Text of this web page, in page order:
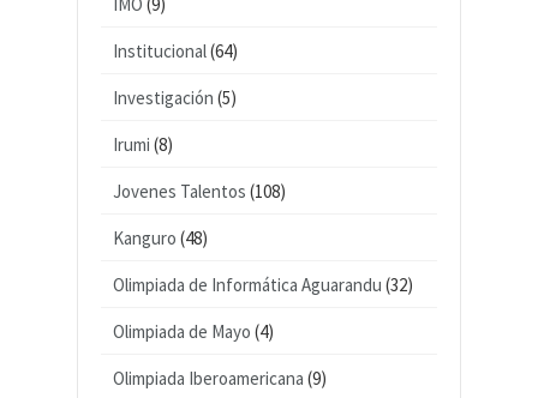
IMO (9)
Institucional(64)
Investigación (5)
Irumi (8)
Jovenes Talentos (108)
Kanguro (48)
Olimpiada de Informática Aguarandu (32)
Olimpiada de Mayo (4)
Olimpiada Iberoamericana (9)